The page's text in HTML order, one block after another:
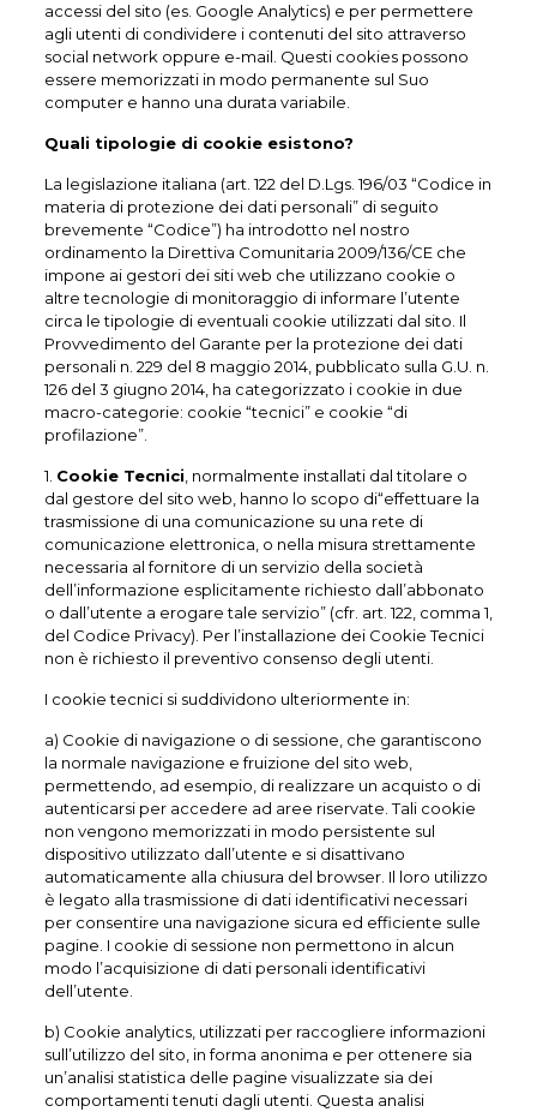
accessi del sito (es. Google Analytics) e per permettere
agli utenti di condividere i contenuti del sito attraverso
social network oppure e-mail. Questi cookies possono
essere memorizzati in modo permanente sul Suo
computer e hanno una durata variabile.
Quali tipologie di cookie esistono?
La legislazione italiana (art. 122 del D.Lgs. 196/03 “Codice in
materia di protezione dei dati personali” di seguito
brevemente “Codice”) ha introdotto nel nostro
ordinamento la Direttiva Comunitaria 2009/136/CE che
impone ai gestori dei siti web che utilizzano cookie o
altre tecnologie di monitoraggio di informare l’utente
circa le tipologie di eventuali cookie utilizzati dal sito. Il
Provvedimento del Garante per la protezione dei dati
personali n. 229 del 8 maggio 2014, pubblicato sulla G.U. n.
126 del 3 giugno 2014, ha categorizzato i cookie in due
macro-categorie: cookie “tecnici” e cookie “di
profilazione”.
1. Cookie Tecnici , normalmente installati dal titolare o
dal gestore del sito web, hanno lo scopo di“effettuare la
trasmissione di una comunicazione su una rete di
comunicazione elettronica, o nella misura strettamente
necessaria al fornitore di un servizio della società
dell’informazione esplicitamente richiesto dall’abbonato
o dall’utente a erogare tale servizio” (cfr. art. 122, comma 1,
del Codice Privacy). Per l’installazione dei Cookie Tecnici
non è richiesto il preventivo consenso degli utenti.
I cookie tecnici si suddividono ulteriormente in:
a) Cookie di navigazione o di sessione, che garantiscono
la normale navigazione e fruizione del sito web,
permettendo, ad esempio, di realizzare un acquisto o di
autenticarsi per accedere ad aree riservate. Tali cookie
non vengono memorizzati in modo persistente sul
dispositivo utilizzato dall’utente e si disattivano
automaticamente alla chiusura del browser. Il loro utilizzo
è legato alla trasmissione di dati identificativi necessari
per consentire una navigazione sicura ed efficiente sulle
pagine. I cookie di sessione non permettono in alcun
modo l’acquisizione di dati personali identificativi
dell’utente.
b) Cookie analytics, utilizzati per raccogliere informazioni
sull’utilizzo del sito, in forma anonima e per ottenere sia
un’analisi statistica delle pagine visualizzate sia dei
comportamenti tenuti dagli utenti. Questa analisi